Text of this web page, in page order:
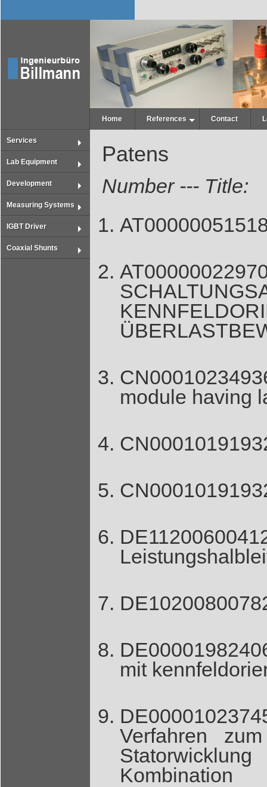
Home References Contact
Services
Lab Equipment
Development
Measuring Systems
IGBT Driver
Coaxial Shunts
Patens
Number --- Title:
module having
mit
Verfahren
Kombination